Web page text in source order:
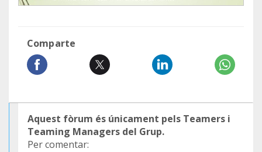
Comparte
Aquest fòrum és únicament pels Teamers i
Teaming Managers del Grup.
Per comentar: